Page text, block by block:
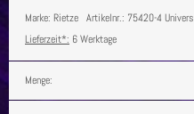
Marke: Rietze Artikelnr.: 75420-4 Univers
Lieferzeit*: 6 Werktage
Menge: